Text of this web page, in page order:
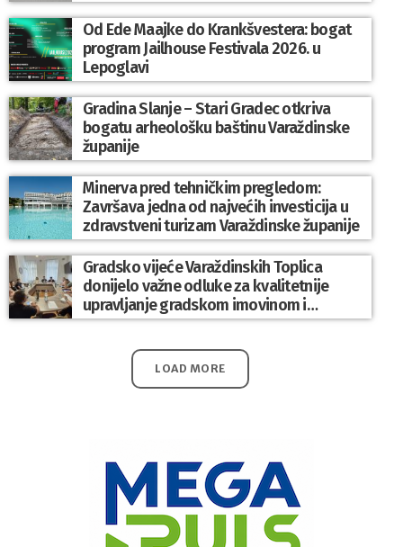
Od Ede Maajke do Krankšvestera: bogat
program Jailhouse Festivala 2026. u
Lepoglavi
Gradina Slanje – Stari Gradec otkriva
bogatu arheološku baštinu Varaždinske
županije
Minerva pred tehničkim pregledom:
Završava jedna od najvećih investicija u
zdravstveni turizam Varaždinske županije
Gradsko vijeće Varaždinskih Toplica
donijelo važne odluke za kvalitetnije
upravljanje gradskom imovinom i
komunalnim sustavom
LOAD MORE